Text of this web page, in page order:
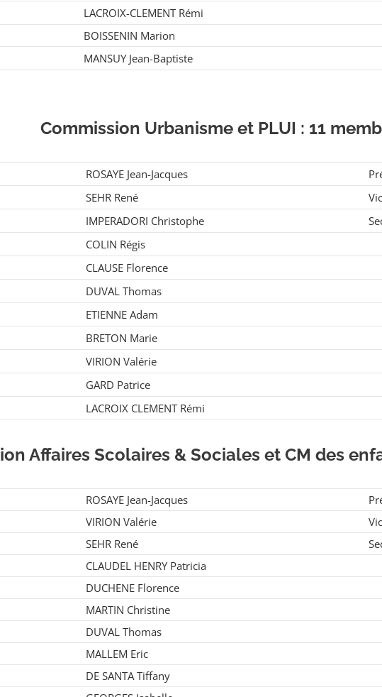
LACROIX-CLEMENT Rémi
BOISSENIN Marion
MANSUY Jean-Baptiste
Commission Urbanisme et PLUI : 11
ROSAYE Jean-Jacques
SEHR René
IMPERADORI Christophe
COLIN Régis
CLAUSE Florence
DUVAL Thomas
ETIENNE Adam
BRETON Marie
VIRION Valérie
GARD Patrice
LACROIX CLEMENT Rémi
Affaires Scolaires & Sociales et CM des
ROSAYE Jean-Jacques
VIRION Valérie
SEHR René
CLAUDEL HENRY Patricia
DUCHENE Florence
MARTIN Christine
DUVAL Thomas
MALLEM Eric
DE SANTA Tiffany